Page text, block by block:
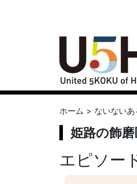
ホーム > ないないあ
姫路の飾
エピソー